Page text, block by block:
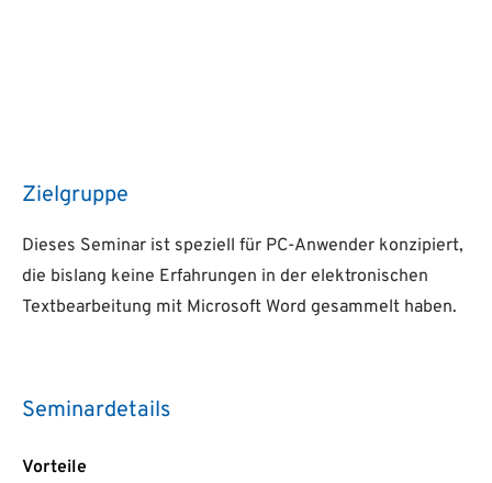
Zielgruppe
Dieses Seminar ist speziell für PC-Anwender konzipiert,
die bislang keine Erfahrungen in der elektronischen
Textbearbeitung mit Microsoft Word gesammelt haben.
Seminardetails
Vorteile